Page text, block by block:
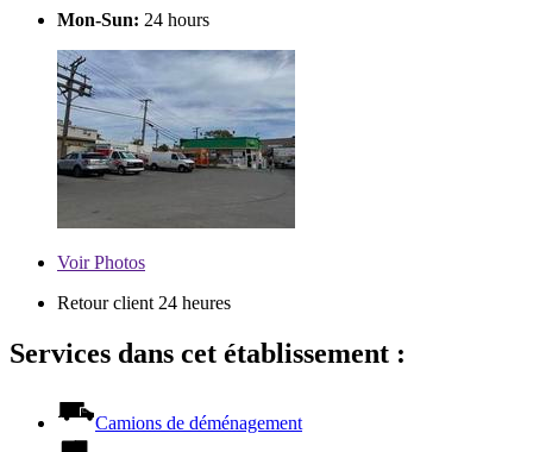
Mon-Sun: 24 hours
VoirPhotos
Retour client 24 heures
Services dans cet établissement :
Camions de déménagement